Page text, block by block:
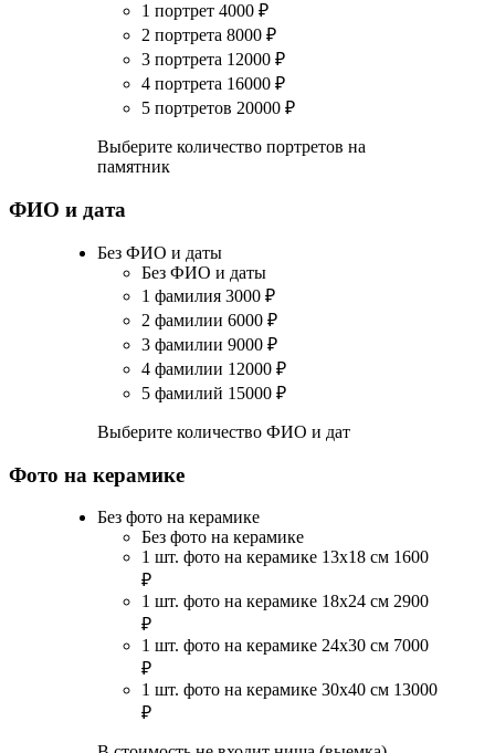
1 портрет 4000 ₽
2 портрета 8000 ₽
3 портрета 12000 ₽
4 портрета 16000 ₽
5 портретов 20000 ₽
Выберите количество портретов на
памятник
ФИО и дата
Без ФИО и даты
Без ФИО и даты
1 фамилия 3000 ₽
2 фамилии 6000 ₽
3 фамилии 9000 ₽
4 фамилии 12000 ₽
5 фамилий 15000 ₽
Выберите количество ФИО и дат
Фото на керамике
Без фото на керамике
Без фото на керамике
1 шт. фото на керамике 13х18 см 1600
₽
1 шт. фото на керамике 18х24 см 2900
₽
1 шт. фото на керамике 24х30 см 7000
₽
1 шт. фото на керамике 30х40 см 13000
₽